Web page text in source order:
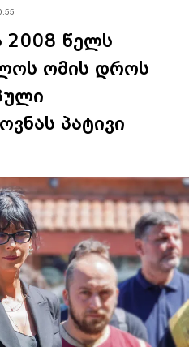
2008 წელს
ომის დროს
პატივი